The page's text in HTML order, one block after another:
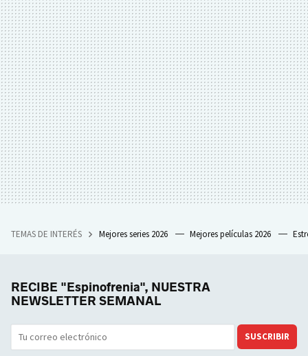
TEMAS DE INTERÉS Mejores series 2026 Mejores películas 2026
RECIBE "Espinofrenia", NUESTRA
NEWSLETTER SEMANAL
SUSCRIBIR